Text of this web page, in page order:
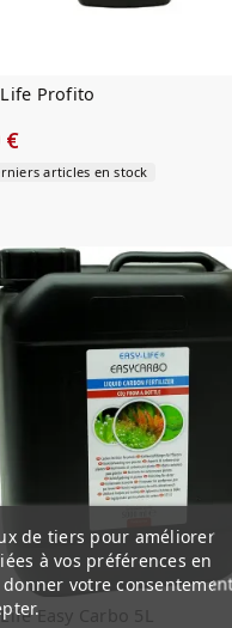
Life Profito
€
articles en stock
Easy Carbo 5L
de tiers pour améliorer
à vos préférences en
votre